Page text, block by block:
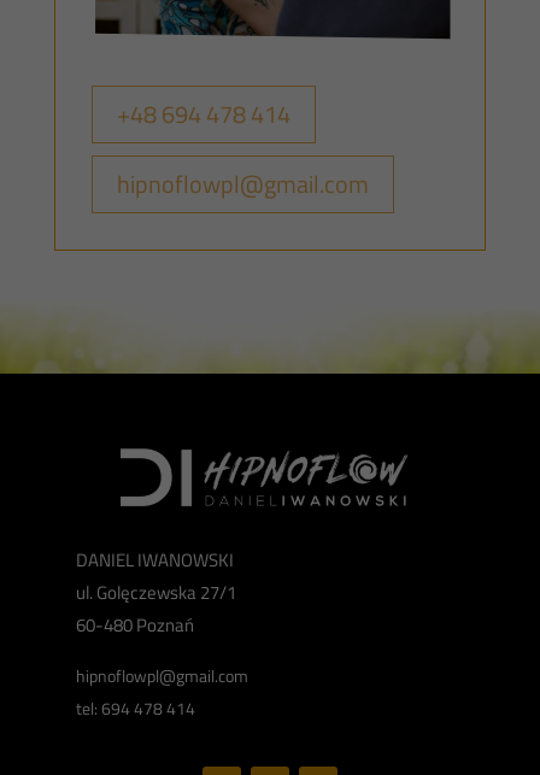
+48 694 478 414
hipnoflowpl@gmail.com
DANIEL IWANOWSKI
ul. Golęczewska 27/1
60-480 Poznań
hipnoflowpl@gmail.com
tel: 694 478 414